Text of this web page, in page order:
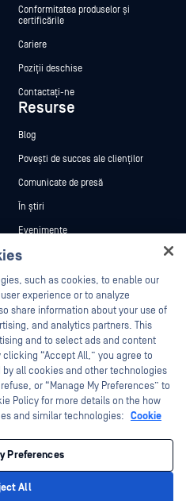
Conformitatea produselor și
certificările
Cariere
Poziții deschise
Contactați-ne
Resurse
Blog
Povești de succes ale clienților
Comunicate de presă
În știri
Evenimente
Webinare
Fișe de date
Cărți albe
Instrumente gratuite
OPSWAT, MetaDefender, Metascan,
No Device., OPSWAT , Protecting the
Technology, InQuest, logo-ul InQuest,
the Hunt sunt mărci comerciale ale
sunt proprietatea deținătorilor respectivi.
din California
such as cookies, to enable our
experience or to analyze
share information about your use of
and analytics partners. This
and to select ads and content
“Accept All,” you agree to
all cookies and other technologies
or “Manage My Preferences” to
Policy for more details on the how
and similar technologies: Cookie
Preferences
All
OPSWAT virtual assistant.
help you secure what's critical